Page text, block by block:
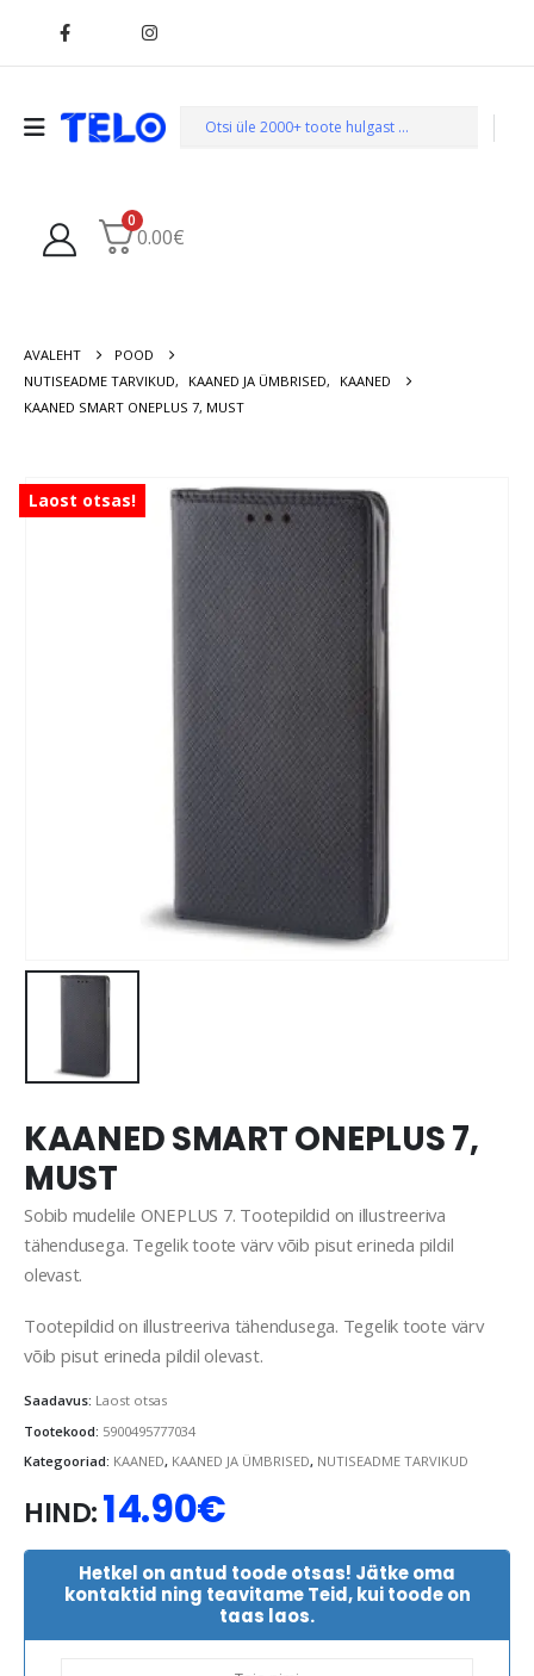
0
0.00€
AVALEHT
POOD
NUTISEADME TARVIKUD, KAANED JA ÜMBRISED,
KAANED
KAANED SMART ONEPLUS 7, MUST
Laost otsas!
KAANED SMART ONEPLUS 7,
MUST
Sobib mudelile ONEPLUS 7. Tootepildid on illustreeriva
tähendusega. Tegelik toote värv võib pisut erineda pildil
olevast.
Tootepildid on illustreeriva tähendusega. Tegelik toote värv
võib pisut erineda pildil olevast.
Saadavus: Laost otsas
Tootekood: 5900495777034
Kategooriad: KAANED, KAANED JA ÜMBRISED, NUTISEADME TARVIKUD
HIND:14.90€
Hetkel on antud toode otsas! Jätke oma
kontaktid ning teavitame Teid, kui toode on
taas laos.